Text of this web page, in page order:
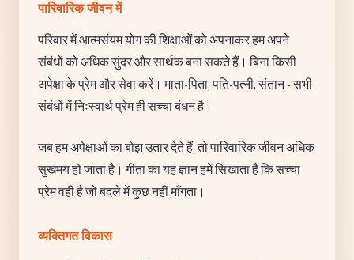
पारिवारिक जीवन में
परिवार में आत्मसंयम योग की शिक्षाओं को अपनाकर हम अपने
संबंधों को अधिक सुंदर और सार्थक बना सकते हैं। बिना किसी
अपेक्षा के प्रेम और सेवा करें। माता-पिता, पति-पत्नी, संतान - सभी
संबंधों में निःस्वार्थ प्रेम ही सच्चा बंधन है।
जब हम अपेक्षाओं का बोझ उतार देते हैं, तो पारिवारिक जीवन अधिक
सुखमय हो जाता है। गीता का यह ज्ञान हमें सिखाता है कि सच्चा
प्रेम वही है जो बदले में कुछ नहीं माँगता।
व्यक्तिगत विकास